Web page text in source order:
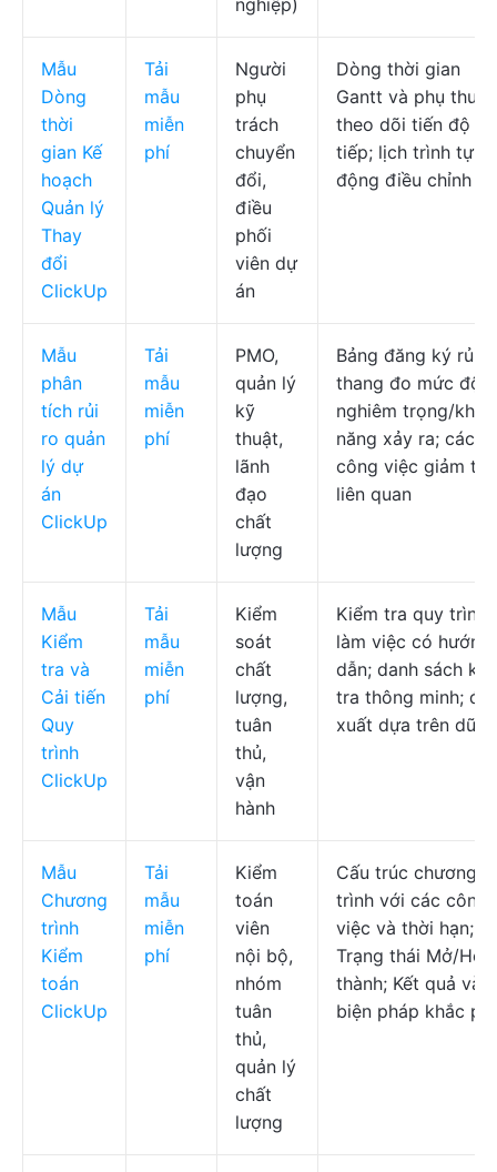
nghiệp)
Mẫu
Dòng
thời
gian Kế
hoạch
Quản lý
Thay
đổi
ClickUp
Tải
mẫu
miễn
phí
Người
phụ
trách
chuyển
đổi,
điều
phối
viên dự
án
Dòng thời gian
Gantt và phụ
theo dõi tiến độ
tiếp; lịch trình tự
động điều chỉnh
Mẫu
phân
tích rủi
ro quản
lý dự
án
ClickUp
Tải
mẫu
miễn
phí
PMO,
quản lý
kỹ
thuật,
lãnh
đạo
chất
lượng
Bảng đăng ký rủi
thang đo mức độ
nghiêm trọng/khả
năng xảy ra; các
công việc giảm
liên quan
Mẫu
Kiểm
tra và
Cải tiến
Quy
trình
ClickUp
Tải
mẫu
miễn
phí
Kiểm
soát
chất
lượng,
tuân
thủ,
vận
hành
Kiểm tra quy trình
làm việc có hướng
dẫn; danh sách
tra thông minh; đề
xuất dựa trên dữ
Mẫu
Chương
trình
Kiểm
toán
ClickUp
Tải
mẫu
miễn
phí
Kiểm
toán
viên
nội bộ,
nhóm
tuân
thủ,
quản lý
chất
lượng
Cấu trúc chương
trình với các công
việc và thời hạn;
Trạng thái Mở/
thành; Kết quả và
biện pháp khắc